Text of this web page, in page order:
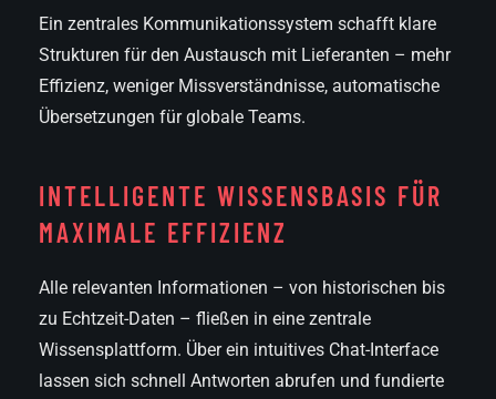
Ein zentrales Kommunikationssystem schafft klare
Strukturen für den Austausch mit Lieferanten – mehr
Effizienz, weniger Missverständnisse, automatische
Übersetzungen für globale Teams.
INTELLIGENTE WISSENSBASIS FÜR
MAXIMALE EFFIZIENZ
Alle relevanten Informationen – von historischen bis
zu Echtzeit-Daten – fließen in eine zentrale
Wissensplattform. Über ein intuitives Chat-Interface
lassen sich schnell Antworten abrufen und fundierte